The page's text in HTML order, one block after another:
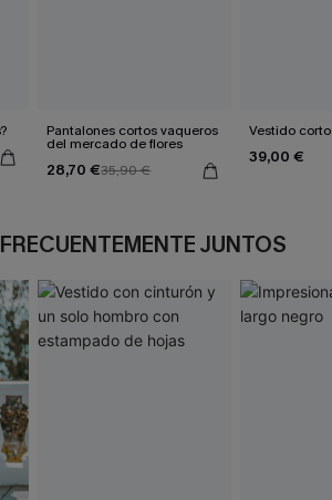
Pantalones cortos vaqueros
del mercado de flores
28,70 €35,90 €
Vestido
39,00 €
JUNTOS